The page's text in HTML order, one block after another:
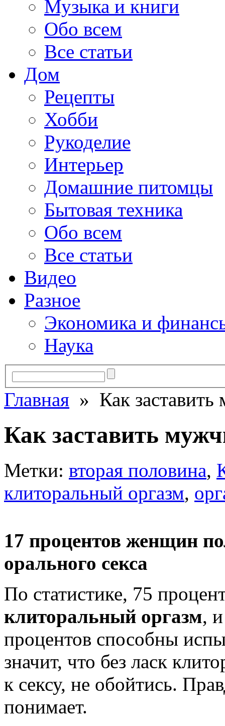
Музыка и книги
Обо всем
Все статьи
Дом
Рецепты
Хобби
Рукоделие
Интерьер
Домашние питомцы
Бытовая техника
Обо всем
Все статьи
Видео
Разное
Экономика и
Наука
Главная » Как заставить
Как заставить
Метки: вторая половина,
клиторальный оргазм,
17 процентов женщин
орального секса
По статистике, 75
клиторальный оргазм,
процентов способны
значит, что без ласк
к сексу, не обойтись.
понимает.